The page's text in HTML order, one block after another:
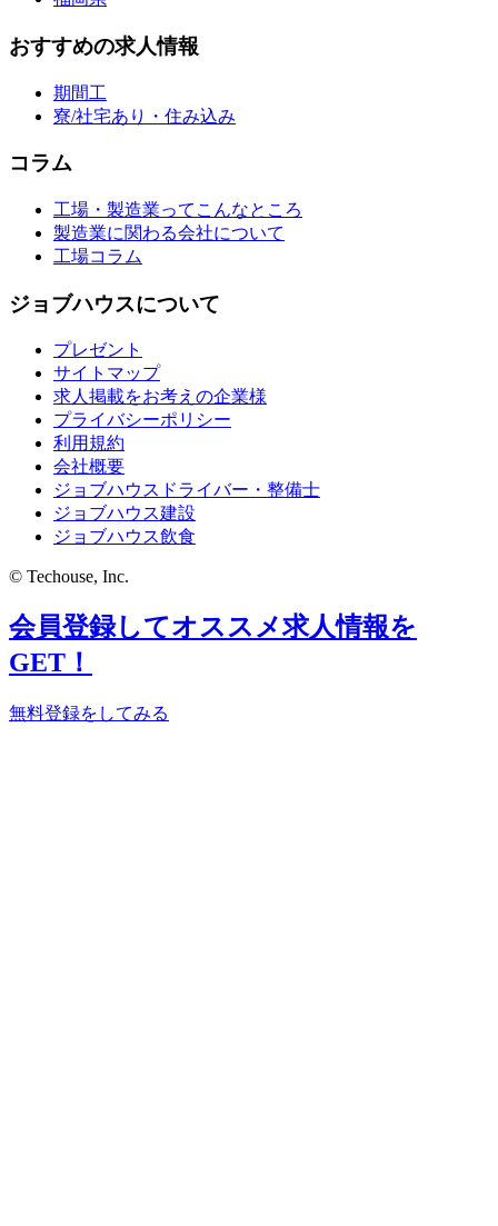
おすすめの求人情報
期間工
寮/社宅あり・住み込み
コラム
工場・製造業ってこんなところ
製造業に関わる会社について
工場コラム
ジョブハウスについて
プレゼント
サイトマップ
求人掲載をお考えの企業様
プライバシーポリシー
利用規約
会社概要
ジョブハウスドライバー・整備士
ジョブハウス建設
ジョブハウス飲食
© Techouse, Inc.
会員登録してオススメ求人情報を
GET！
無料登録をしてみる